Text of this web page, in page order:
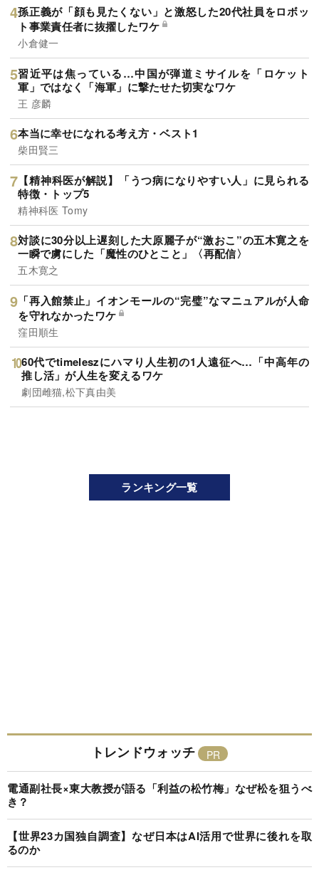
孫正義が「顔も見たくない」と激怒した20代社員をロボッ
ト事業責任者に抜擢したワケ
小倉健一
習近平は焦っている…中国が弾道ミサイルを「ロケット
軍」ではなく「海軍」に撃たせた切実なワケ
王 彦麟
本当に幸せになれる考え方・ベスト1
柴田賢三
【精神科医が解説】「うつ病になりやすい人」に見られる
特徴・トップ5
精神科医 Tomy
対談に30分以上遅刻した大原麗子が“激おこ”の五木寛之を
一瞬で虜にした「魔性のひとこと」〈再配信〉
五木寛之
「再入館禁止」イオンモールの“完璧”なマニュアルが人命
を守れなかったワケ
窪田順生
60代でtimeleszにハマり人生初の1人遠征へ…「中高年の
推し活」が人生を変えるワケ
劇団雌猫,松下真由美
ランキング一覧
トレンドウォッチ
電通副社長×東大教授が語る「利益の松竹梅」なぜ松を狙うべ
き？
【世界23カ国独自調査】なぜ日本はAI活用で世界に後れを取
るのか